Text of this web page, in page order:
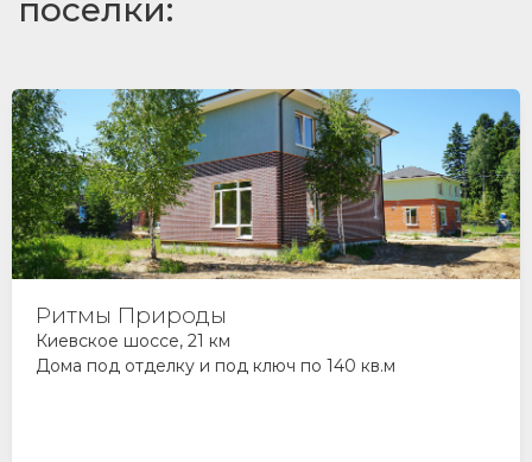
поселки:
Ритмы Природы
Киевское шоссе, 21 км
Дома под отделку и под ключ по 140 кв.м